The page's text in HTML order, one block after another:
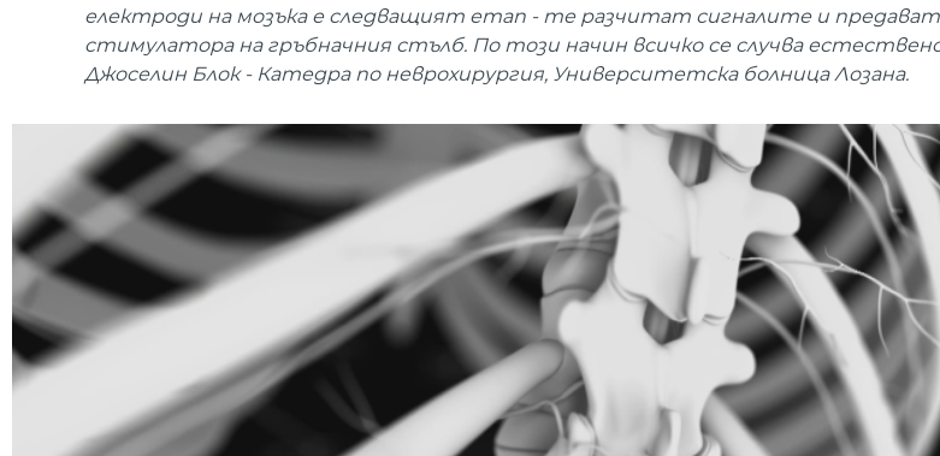
електроди на мозъка е следващият етап - те разчитат сигналите и
стимулатора на гръбначния стълб. По този начин всичко се случва
Джоселин Блок - Катедра по неврохирургия, Университетска болница Лозана.